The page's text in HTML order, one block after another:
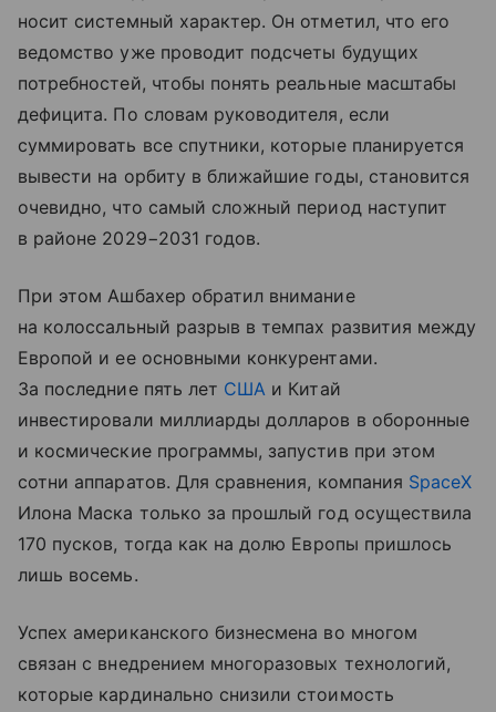
носит системный характер. Он отметил, что его
ведомство уже проводит подсчеты будущих
потребностей, чтобы понять реальные масштабы
дефицита. По словам руководителя, если
суммировать все спутники, которые планируется
вывести на орбиту в ближайшие годы, становится
очевидно, что самый сложный период наступит
в районе 2029−2031 годов.
При этом Ашбахер обратил внимание
на колоссальный разрыв в темпах развития между
Европой и ее основными конкурентами.
За последние пять лет США и Китай
инвестировали миллиарды долларов в оборонные
и космические программы, запустив при этом
сотни аппаратов. Для сравнения, компания SpaceX
Илона Маска только за прошлый год осуществила
170 пусков, тогда как на долю Европы пришлось
лишь восемь.
Успех американского бизнесмена во многом
связан с внедрением многоразовых технологий,
которые кардинально снизили стоимость